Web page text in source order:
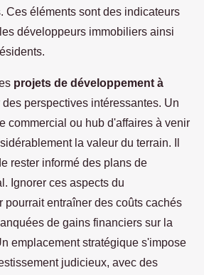
Ces éléments sont des indicateurs
développeurs immobiliers ainsi
projets de développement à
des perspectives intéressantes. Un
commercial ou hub d'affaires à venir
la valeur du terrain. Il
rester informé des plans de
Ignorer ces aspects du
pourrait entraîner des coûts cachés
de gains financiers sur la
emplacement stratégique s'impose
judicieux, avec des